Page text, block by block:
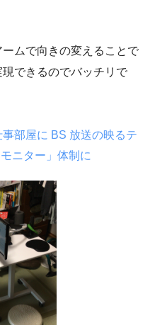
ムで向きの変えることで
現できるのでバッチリで
部屋に BS 放送の映るテ
ニター」体制に